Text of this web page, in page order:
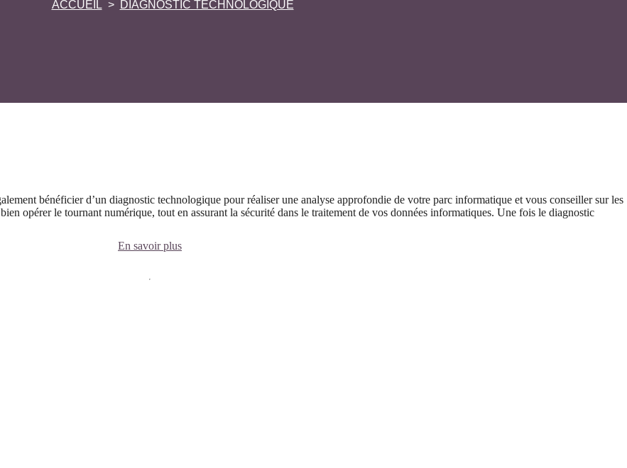
ACCUEIL DIAGNOSTIC TECHNOLOGIQUE
bénéficier d’un diagnostic technologique pour réaliser une analyse approfondie de votre parc informatique et vous conseiller sur les
opérer le tournant numérique, tout en assurant la sécurité dans le traitement de vos données informatiques. Une fois le diagnostic
En savoir plus